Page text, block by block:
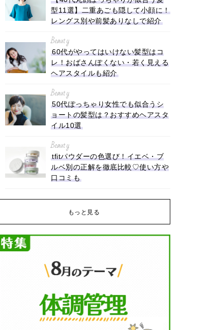
型11選】二重あごも隠して小顔に！
レングス別や前髪ありなしで紹介
Beauty
60代がやってはいけない髪型はコ
レ！おばさんぽくない・若く見える
ヘアスタイルも紹介
Beauty
50代ぽっちゃり女性でも似合うシ
ョートの髪型は？おすすめヘアスタ
イル10選
Beauty
tfitパウダーの色選び！イエベ・ブ
ルベ別の正解を徹底比較♡使い方や
口コミも
もっと見る